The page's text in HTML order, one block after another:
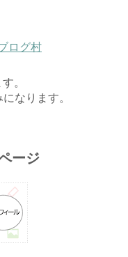
ログ村
。
なります。
ージ